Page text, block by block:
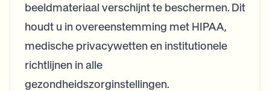
beeldmateriaal verschijnt te beschermen. Dit
houdt u in overeenstemming met HIPAA,
medische privacywetten en institutionele
richtlijnen in alle
gezondheidszorginstellingen.